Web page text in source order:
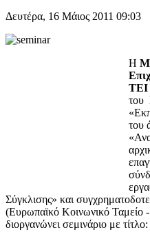
Δευτέρα, 16 Μάιος 2011 09:03
Η
ΤΕΙ
του
του
Σύγκλισης» και
(Ευρωπαϊκό Κοινωνικό Ταμείο
διοργανώνει σεμινάριο με τίτλο: